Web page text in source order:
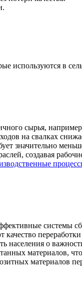
используются в
сырья,
на свалках
значительно
создавая
системы
населения о
материалов,
материалов